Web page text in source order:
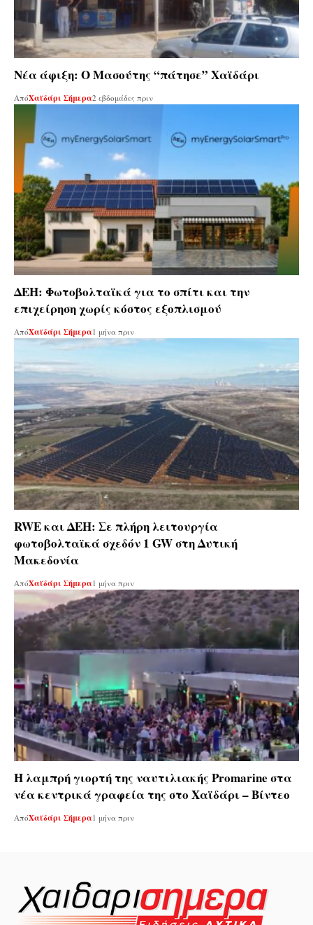
Νέα άφιξη: Ο Μασούτης “πάτησε” Χαϊδάρι
ΑπόΧαϊδάρι Σήμερα2 εβδομάδες πριν
ΔΕΗ: Φωτοβολταϊκά για το σπίτι και την
επιχείρηση χωρίς κόστος εξοπλισμού
ΑπόΧαϊδάρι Σήμερα1 μήνα πριν
RWE και ΔΕΗ: Σε πλήρη λειτουργία
φωτοβολταϊκά σχεδόν 1 GW στη Δυτική
Μακεδονία
ΑπόΧαϊδάρι Σήμερα1 μήνα πριν
Η λαμπρή γιορτή της ναυτιλιακής Promarine στα
νέα κεντρικά γραφεία της στο Χαϊδάρι – Βίντεο
ΑπόΧαϊδάρι Σήμερα 1 μήνα πριν